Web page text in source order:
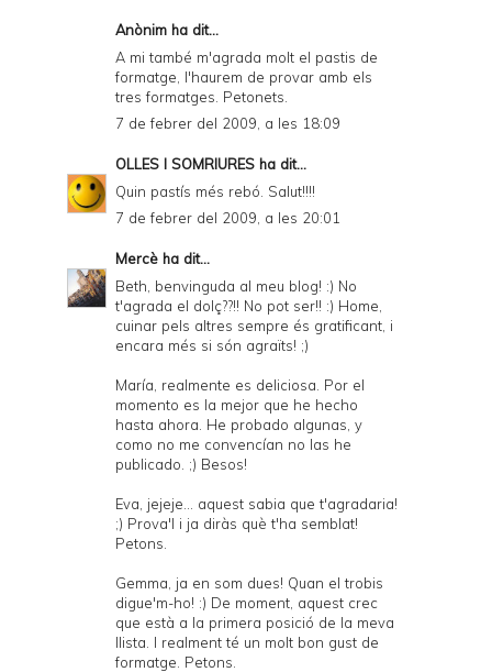
Anònim ha dit...
A mi també m'agrada molt el pastis de
formatge, l'haurem de provar amb els
tres formatges. Petonets.
7 de febrer del 2009, a les 18:09
OLLES I SOMRIURES ha dit...
Quin pastís més rebó. Salut!!!!
7 de febrer del 2009, a les 20:01
Mercè ha dit...
Beth, benvinguda al meu blog! :) No
t'agrada el dolç??!! No pot ser!! :) Home,
cuinar pels altres sempre és gratificant, i
encara més si són agraïts! ;)
María, realmente es deliciosa. Por el
momento es la mejor que he hecho
hasta ahora. He probado algunas, y
como no me convencían no las he
publicado. ;) Besos!
Eva, jejeje... aquest sabia que t'agradaria!
;) Prova'l i ja diràs què t'ha semblat!
Petons.
Gemma, ja en som dues! Quan el trobis
digue'm-ho! :) De moment, aquest crec
que està a la primera posició de la meva
llista. I realment té un molt bon gust de
formatge. Petons.